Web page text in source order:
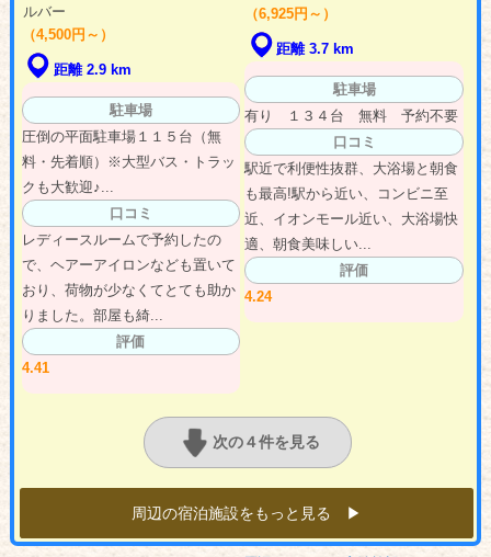
ルバー
（4,500円～）
距離 2.9 km
駐車場
圧倒の平面駐車場１１５台（無
料・先着順）※大型バス・トラッ
クも大歓迎♪...
口コミ
レディースルームで予約したの
で、ヘアーアイロンなども置いて
おり、荷物が少なくてとても助か
りました。部屋も綺...
評価
4.41
（6,925円～）
距離 3.7 km
駐車場
有り １３４台 無料 予約不要
口コミ
駅近で利便性抜群、大浴場と朝食
も最高!駅から近い、コンビニ至
近、イオンモール近い、大浴場快
適、朝食美味しい...
評価
4.24
次の４件を見る
周辺の宿泊施設をもっと見る ▶︎